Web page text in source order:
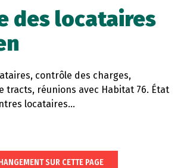
des locataires
contrôle des charges,
réunions avec Habitat 76. État
locataires…
SUR CETTE PAGE